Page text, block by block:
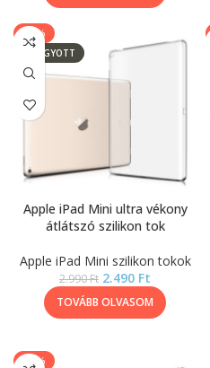
-17%
ELFOGYOTT
Apple iPad Mini ultra vékony
átlátszó szilikon tok
Apple iPad Mini szilikon tokok
2.990Ft 2.490 Ft
TOVÁBB OLVASOM
-17%